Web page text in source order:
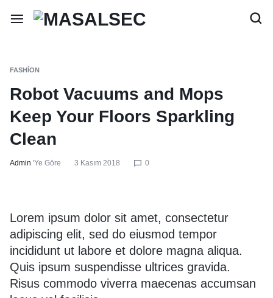
FASHION
Robot Vacuums and Mops
Keep Your Floors Sparkling
Clean
Admin 'ye Göre 3 Kasım 2018 0
Lorem ipsum dolor sit amet, consectetur
adipiscing elit, sed do eiusmod tempor
incididunt ut labore et dolore magna aliqua.
Quis ipsum suspendisse ultrices gravida.
Risus commodo viverra maecenas accumsan